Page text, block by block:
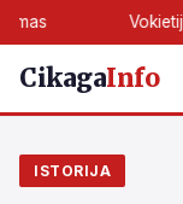
Vokietijoje artėja
CikagaInfo
ISTORIJA